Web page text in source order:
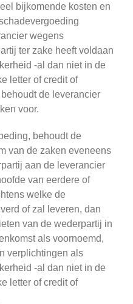
bijkomende kosten en
wegens
ter zake heeft voldaan
-al dan niet in de
letter of credit of
de leverancier
voor.
behoudt de
van de zaken eveneens
aan de leverancier
van eerdere of
welke de
of zal leveren, dan
van de wederpartij in
als voornoemd,
verplichtingen als
-al dan niet in de
letter of credit of